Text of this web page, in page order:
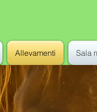
Allevamenti Sala